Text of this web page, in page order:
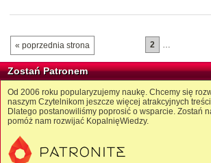
« poprzednia strona 2
Zostań Patronem
Od 2006 roku popularyzujemy naukę. Chcemy się
naszym Czytelnikom jeszcze więcej atrakcyjnych
Dlatego postanowiliśmy poprosić o wsparcie. Zostań
pomóż nam rozwijać KopalnięWiedzy.